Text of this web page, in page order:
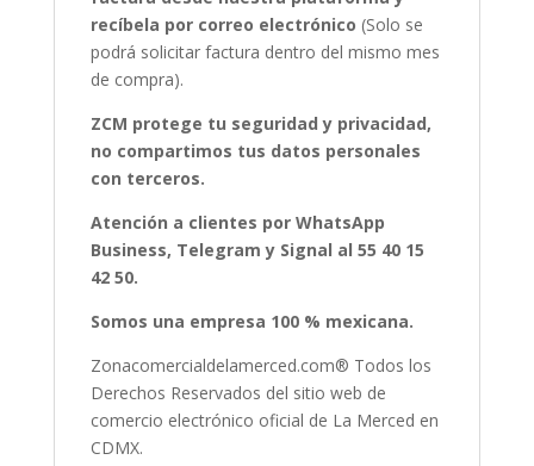
recíbela por correo electrónico (Solo se
podrá solicitar factura dentro del mismo mes
de compra).
ZCM protege tu seguridad y privacidad,
no compartimos tus datos personales
con terceros.
Atención a clientes por WhatsApp
Business, Telegram y Signal al 55 40 15
42 50.
Somos una empresa 100 % mexicana.
Zonacomercialdelamerced.com® Todos los
Derechos Reservados del sitio web de
comercio electrónico oficial de La Merced en
CDMX.